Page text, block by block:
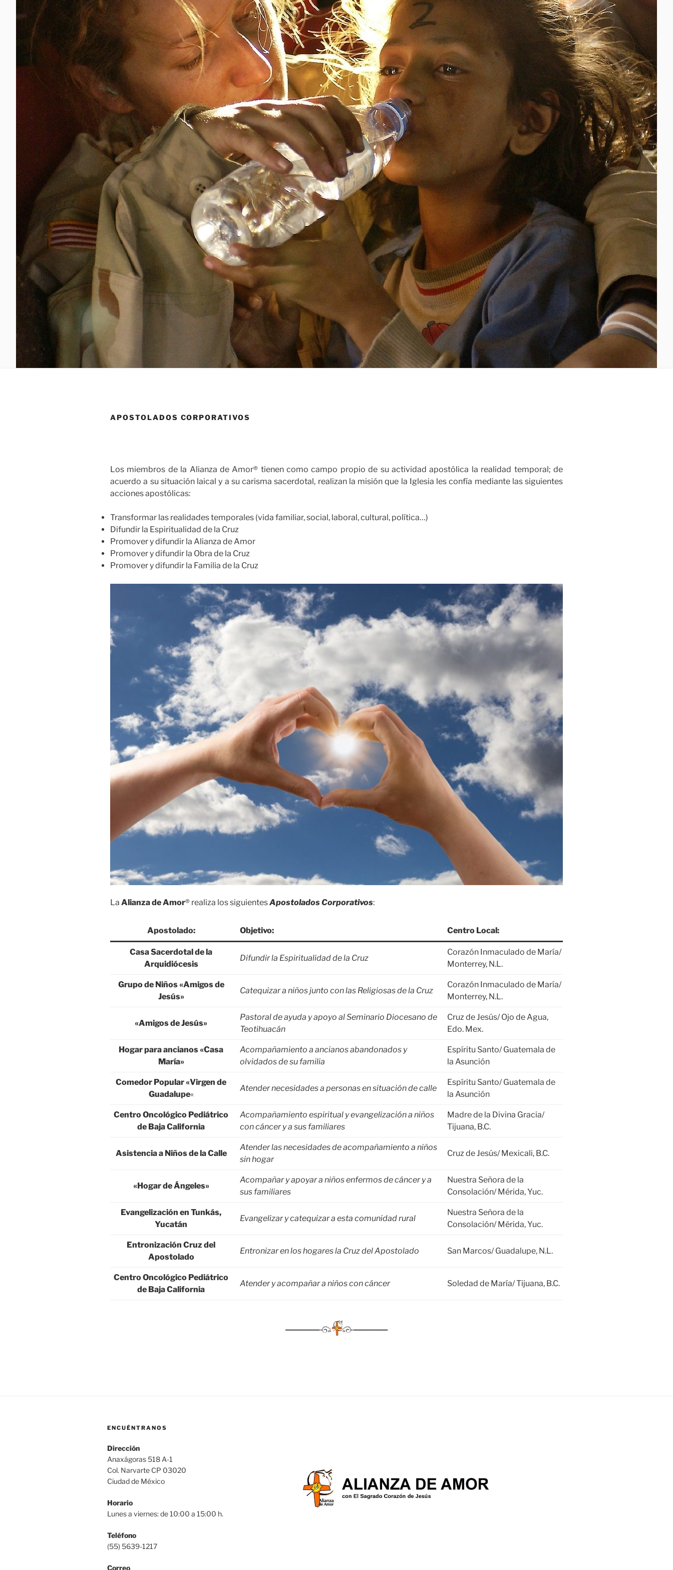
APOSTOLADOS CORPORATIVOS
Los miembros de la Alianza de Amor® tienen como campo propio de su actividad apostólica la realidad temporal; de
acuerdo a su situación laical y a su carisma sacerdotal, realizan la misión que la Iglesia les confía mediante las siguientes
acciones apostólicas:
Transformar las realidades temporales (vida familiar, social, laboral, cultural, política…)
Difundir la Espiritualidad de la Cruz
Promover y difundir la Alianza de Amor
Promover y difundir la Obra de la Cruz
Promover y difundir la Familia de la Cruz
La Alianza de Amor® realiza los siguientesApostolados Corporativos:
Apostolado: Objetivo: Centro Local:
Casa Sacerdotal de la
Arquidiócesis
Difundir la Espiritualidad de la Cruz
Corazón Inmaculado de María/
Monterrey, N.L.
Grupo de Niños «Amigos de
Jesús»
Catequizar a niños junto con las Religiosas de la Cruz
Corazón Inmaculado de María/
Monterrey, N.L.
«Amigos de Jesús»
Pastoral de ayuda y apoyo al Seminario Diocesano de
Teotihuacán
Cruz de Jesús/ Ojo de Agua,
Edo. Mex.
Hogar para ancianos «Casa
María»
Acompañamiento a ancianos abandonados y
olvidadosde su familia
Espíritu Santo/ Guatemala de
la Asunción
Comedor Popular «Virgen de
Guadalupe«
Atender necesidades a personas en situación de calle
Espíritu Santo/ Guatemala de
la Asunción
Centro Oncológico Pediátrico
de Baja California
Acompañamiento espiritual y evangelización a niños
con cáncer y a sus familiares
Madre de la Divina Gracia/
Tijuana, B.C.
Asistencia a Niños de la Calle
Atender las necesidades de acompañamiento a niños
sin hogar
Cruz de Jesús/ Mexicali, B.C.
«Hogar de Ángeles»
Acompañar y apoyar a niños enfermos de cáncer y a
sus familiares
Nuestra Señora de la
Consolación/ Mérida, Yuc.
Evangelización en Tunkás,
Yucatán
Evangelizar y catequizar a esta comunidad rural
Nuestra Señora de la
Consolación/ Mérida, Yuc.
Entronización Cruz del
Apostolado
Entronizar en los hogares la Cruz del Apostolado San Marcos/ Guadalupe, N.L.
Centro Oncológico Pediátrico
de Baja California
Atender y acompañar a niños con cáncer Soledad de María/ Tijuana, B.C.
ENCUÉNTRANOS
Dirección
Anaxágoras 518 A-1
Col. Narvarte CP 03020
Ciudad de México
Horario
Lunes a viernes: de 10:00 a 15:00 h.
Teléfono
(55) 5639-1217
Correo